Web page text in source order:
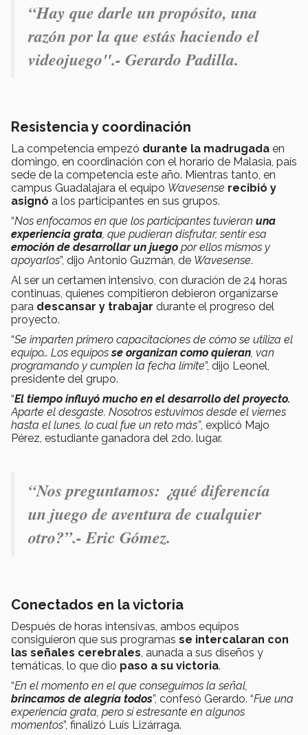
“Hay que darle un propósito, una
razón por la que estás haciendo el
videojuego".- Gerardo Padilla.
Resistencia y coordinación
La competencia empezó durante la madrugada en
domingo, en coordinación con el horario de Malasia, país
sede de la competencia este año. Mientras tanto, en
campus Guadalajara el equipo Wavesense recibió y
asignó a los participantes en sus grupos.
“Nos enfocamos en que los participantes tuvieran una
experiencia grata, que pudieran disfrutar, sentir esa
emoción de desarrollar un juego por ellos mismos y
apoyarlos”, dijo Antonio Guzmán, de Wavesense.
Al ser un certamen intensivo, con duración de 24 horas
continuas, quienes compitieron debieron organizarse
para descansar y trabajar durante el progreso del
proyecto.
“Se imparten primero capacitaciones de cómo se utiliza el
equipo… Los equiposse organizan como quieran, van
programando y cumplen la fecha límite”, dijo Leonel,
presidente del grupo.
“El tiempo influyó mucho en el desarrollo del proyecto.
Aparte el desgaste. Nosotros estuvimos desde el viernes
hasta el lunes, lo cual fue un reto más”, explicó Majo
Pérez, estudiante ganadora del 2do. lugar.
“Nos preguntamos: ¿qué diferencía
un juego de aventura de cualquier
otro?”.- Eric Gómez.
Conectados en la victoria
Después de horas intensivas, ambos equipos
consiguieron que sus programas se intercalaran con
las señales cerebrales, aunada a sus diseños y
temáticas, lo que dio paso a su victoria.
“En el momento en el que conseguimos la señal,
brincamos de alegría todos”, confesó Gerardo. “Fue una
experiencia grata, pero sí estresante en algunos
momentos”, finalizó Luís Lizárraga.